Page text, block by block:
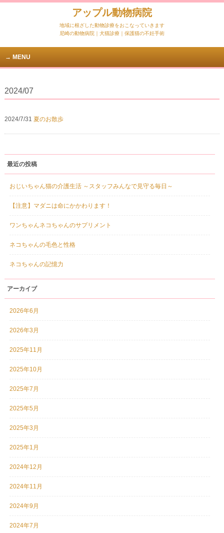
アップル動物病院
地域に根ざした動物診療をおこなっていきます
尼崎の動物病院｜犬猫診療｜保護猫の不妊手術
MENU
2024/07
2024/7/31 夏のお散歩
最近の投稿
おじいちゃん猫の介護生活 ～スタッフみんなで見守る毎日～
【注意】マダニは命にかかわります！
ワンちゃんネコちゃんのサプリメント
ネコちゃんの毛色と性格
ネコちゃんの記憶力
アーカイブ
2026年6月
2026年3月
2025年11月
2025年10月
2025年7月
2025年5月
2025年3月
2025年1月
2024年12月
2024年11月
2024年9月
2024年7月